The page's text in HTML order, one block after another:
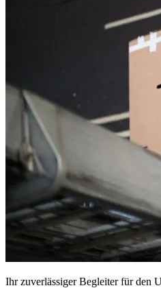
Ihr zuverlässiger Begleiter für den